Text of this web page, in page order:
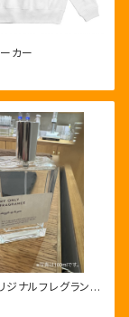
ーカー
ジナルフレグランス
to you』50ml